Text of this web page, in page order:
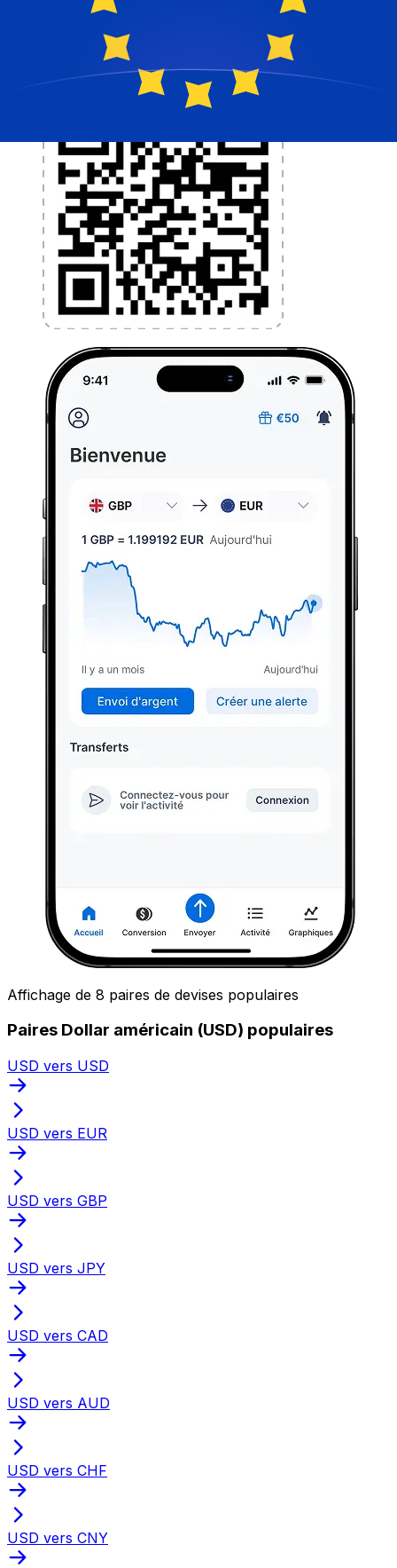
l'application dès aujourd'hui !
Affichage de 8 paires de devises populaires
Paires Dollar américain (USD) populaires
USD vers USD
USD vers EUR
USD vers GBP
USD vers JPY
USD vers CAD
USD vers AUD
USD vers CHF
USD vers CNY